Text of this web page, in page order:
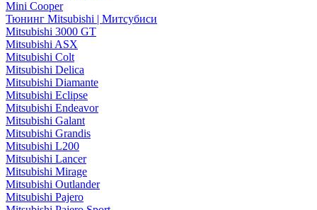
Mini Cooper
Тюнинг Mitsubishi | Митсубиси
Mitsubishi 3000 GT
Mitsubishi ASX
Mitsubishi Colt
Mitsubishi Delica
Mitsubishi Diamante
Mitsubishi Eclipse
Mitsubishi Endeavor
Mitsubishi Galant
Mitsubishi Grandis
Mitsubishi L200
Mitsubishi Lancer
Mitsubishi Mirage
Mitsubishi Outlander
Mitsubishi Pajero